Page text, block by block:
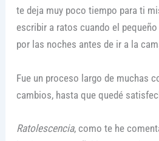
te deja muy poco tiempo para ti
escribir a ratos cuando el
por las noches antes de ir a la
Fue un proceso largo de muchas
cambios, hasta que quedé
Ratolescencia, como te he